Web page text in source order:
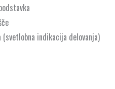
indikacija delovanja)